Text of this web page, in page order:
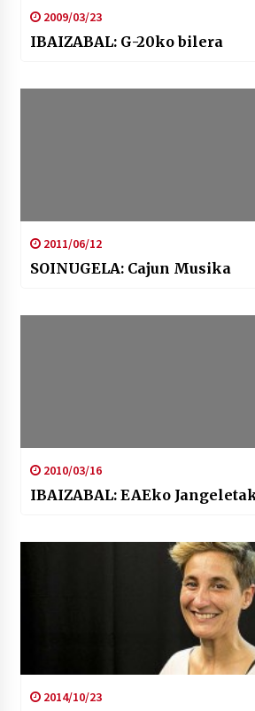
2009/03/23
IBAIZABAL: G-20ko bilera
2011/06/12
SOINUGELA: Cajun Musika
2010/03/16
IBAIZABAL: EAEko
2014/10/23